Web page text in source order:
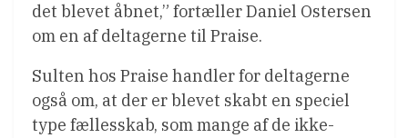
det blevet åbnet,” fortæller Daniel Ostersen
om en af deltagerne til Praise.
Sulten hos Praise handler for deltagerne
også om, at der er blevet skabt en speciel
type fællesskab, som mange af de ikke-